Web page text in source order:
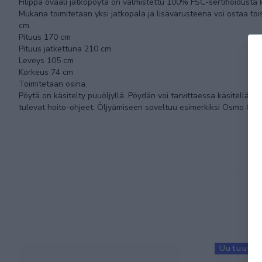
Mukana toimitetaan yksi jatkopala ja lisävarusteena voi ostaa
cm.
Pituus 170 cm
Pituus jatkettuna 210 cm
Leveys 105 cm
Korkeus 74 cm
Toimitetaan osina.
Pöytä on käsitelty puuöljyllä. Pöydän voi tarvittaessa käsitellä
tulevat hoito-ohjeet. Öljyämiseen soveltuu esimerkiksi Osmo
Uutuus